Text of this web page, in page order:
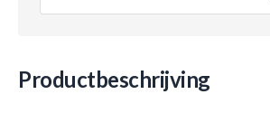
Productbeschrijving